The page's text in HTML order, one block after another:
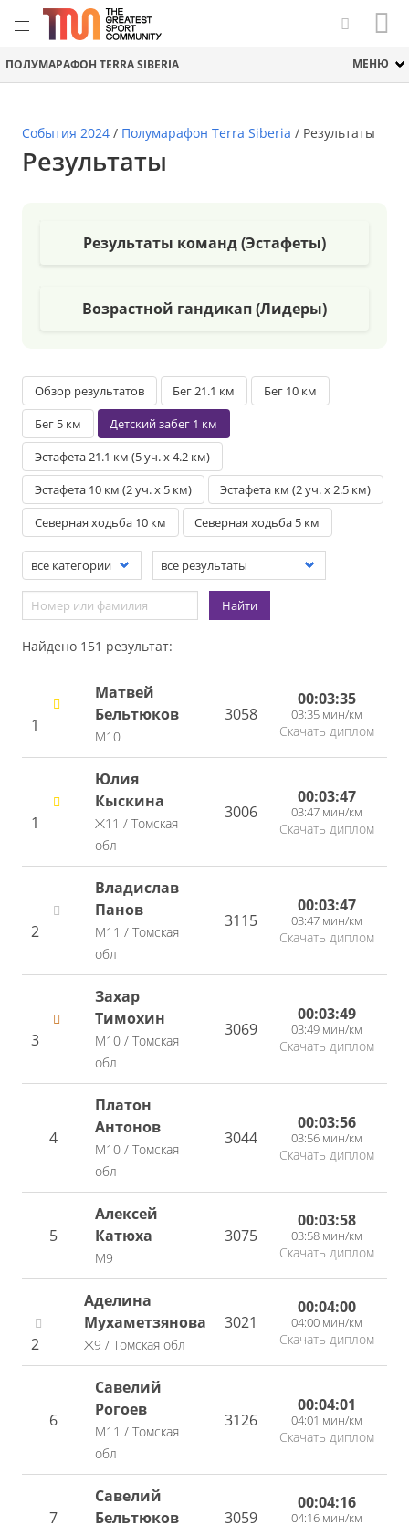
ПОЛУМАРАФОН TERRA SIBERIA МЕНЮ
События 2024 / Полумарафон Terra Siberia / Результаты
Результаты
Результаты команд (Эстафеты)
Возрастной гандикап (Лидеры)
Обзор результатов Бег 21.1 км
Бег 10 км
Бег 5 км
Детский забег 1 км
Эстафета 21.1 км (5 уч. х 4.2 км)
Эстафета 10 км (2 уч. х 5 км)
Эстафета км (2 уч. х 2.5 км)
Северная ходьба 10 км
Северная ходьба 5 км
Найти
Найдено 151 результат:
1
Матвей
Бельтюков
М10
3058
00:03:35
03:35 мин/км
Скачать диплом
1
Юлия
Кыскина
Ж11 / Томская
обл
3006
00:03:47
03:47 мин/км
Скачать диплом
2
Владислав
Панов
М11 / Томская
обл
3115
00:03:47
03:47 мин/км
Скачать диплом
3
Захар
Тимохин
М10 / Томская
обл
3069
00:03:49
03:49 мин/км
Скачать диплом
4
Платон
Антонов
М10 / Томская
обл
3044
00:03:56
03:56 мин/км
Скачать диплом
5
Алексей
Катюха
М9
3075
00:03:58
03:58 мин/км
Скачать диплом
2
Аделина
Мухаметзянова
Ж9 / Томская обл
3021
00:04:00
04:00 мин/км
Скачать диплом
6
Савелий
Рогоев
М11 / Томская
обл
3126
00:04:01
04:01 мин/км
Скачать диплом
7
Савелий
Бельтюков
3059
00:04:16
04:16 мин/км